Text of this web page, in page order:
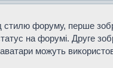
стилю форуму, перше
на форумі. Друге
можуть